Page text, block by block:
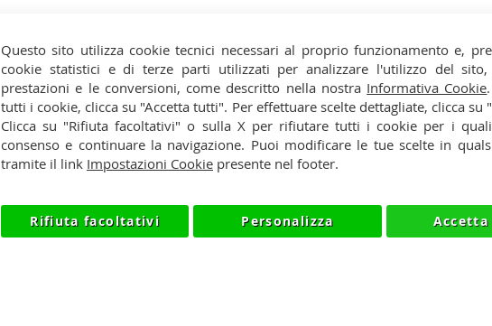
Privacy
Recesso
Cookie
Questo sito utilizza cookie tecnici necessari al proprio funzionamento e,
cookie statistici e di terze parti utilizzati per analizzare l'utilizzo del
prestazioni e le conversioni, come descritto nella nostra Informativa Cookie
tutti i cookie, clicca su "Accetta tutti". Per effettuare scelte dettagliate, clicca su
Clicca su "Rifiuta facoltativi" o sulla X per rifiutare tutti i cookie per i
consenso e continuare la navigazione. Puoi modificare le tue scelte in
tramite il link Impostazioni Cookie presente nel footer.
Personalizza
Rifiuta facoltativi